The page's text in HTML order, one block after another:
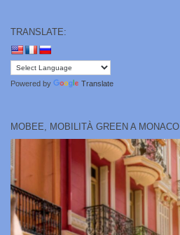
TRANSLATE:
Powered by Translate
MOBEE, MOBILITÀ GREEN A MONACO